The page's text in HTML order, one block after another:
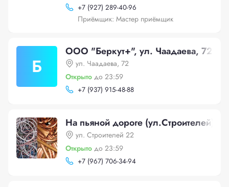
+7 (927) 289-40-96
Приёмщик: Мастер приёмщик
Б
ООО "Беркут+", ул. Чаадаева, 72
ул. Чаадаева, 72
Открыто до 23:59
+7 (937) 915-48-88
На пьяной дороге (ул.Строителей)
ул. Строителей 22
Открыто до 23:59
+7 (967) 706-34-94